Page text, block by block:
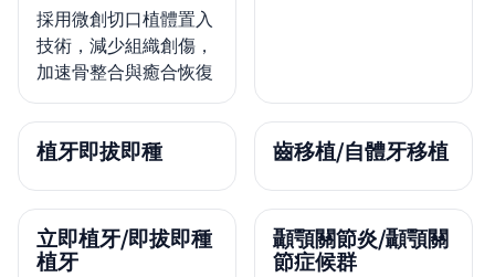
採用微創切口植體置入
技術，減少組織創傷，
加速骨整合與癒合恢復
植牙即拔即種 齒移植/自體牙移植
立即植牙/即拔即種
植牙
顳顎關節炎/顳顎關
節症候群